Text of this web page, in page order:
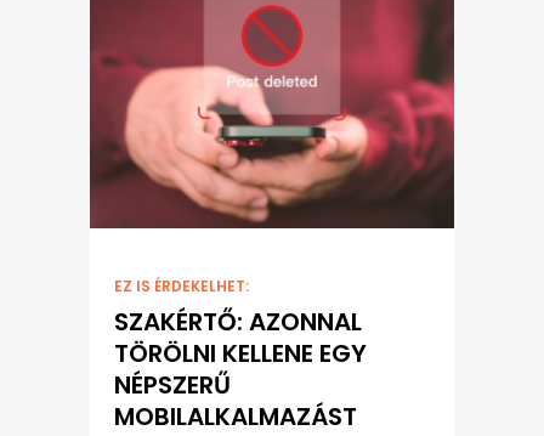
EZ IS ÉRDEKELHET:
SZAKÉRTŐ: AZONNAL
TÖRÖLNI KELLENE EGY
NÉPSZERŰ
MOBILALKALMAZÁST